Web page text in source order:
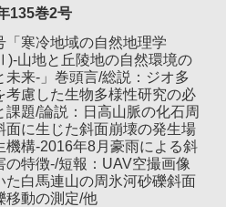
135巻2号
「寒冷地域の自然地理学
山地と丘陵地の自然環境の
未来-」巻頭言/総説：ジオ多
考慮した生物多様性研究の必
課題/論説：日高山脈の化石周
面に生じた斜面崩壊の発生場
機構-2016年8月豪雨による斜
の特徴-/短報：UAV空撮画像
た白馬連山の周氷河砂礫斜面
移動の測定/他